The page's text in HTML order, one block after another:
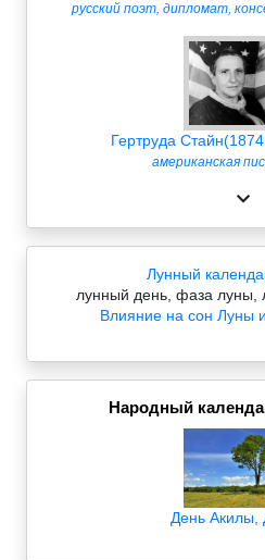
русский поэт, дипломат,
Гертруда
американская
Лунный
лунный день, фаза луны,
Влияние на сон Луны
Народный
День Акилы,